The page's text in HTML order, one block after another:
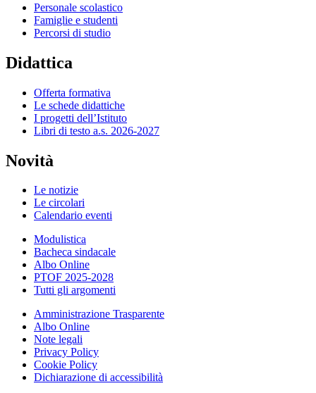
Personale scolastico
Famiglie e studenti
Percorsi di studio
Didattica
Offerta formativa
Le schede didattiche
I progetti dell’Istituto
Libri di testo a.s. 2026-2027
Novità
Le notizie
Le circolari
Calendario eventi
Modulistica
Bacheca sindacale
Albo Online
PTOF 2025-2028
Tutti gli argomenti
Amministrazione Trasparente
Albo Online
Note legali
Privacy Policy
Cookie Policy
Dichiarazione di accessibilità